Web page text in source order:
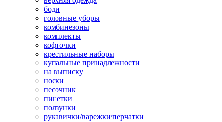
боди
головные уборы
комбинезоны
комплекты
кофточки
крестильные наборы
купальные принадлежности
на выписку
носки
песочник
пинетки
ползунки
рукавички/варежки/перчатки